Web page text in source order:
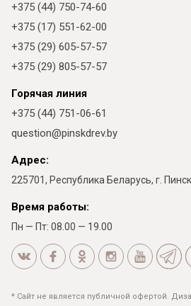
+375 (44) 750-74-60
+375 (17) 551-62-00
+375 (29) 605-57-57
+375 (29) 805-57-57
Горячая линия
+375 (44) 751-06-61
question@pinskdrev.by
Адрес:
225701, Республика Беларусь, г.
Время работы:
Пн — Пт: 08.00 — 19.00
* Сайт не является публичной офертой.